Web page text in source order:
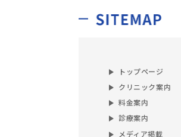
トップページ
クリニック案内
料金案内
診療案内
メディア掲載